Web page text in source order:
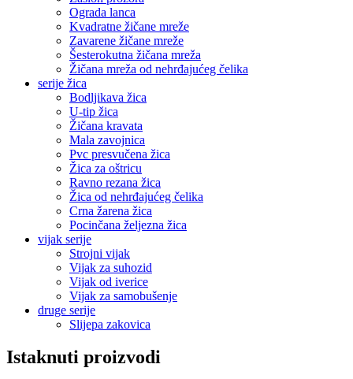
Ograda lanca
Kvadratne žičane mreže
Zavarene žičane mreže
Šesterokutna žičana mreža
Žičana mreža od nehrđajućeg čelika
serije žica
Bodljikava žica
U-tip žica
Žičana kravata
Mala zavojnica
Pvc presvučena žica
Žica za oštricu
Ravno rezana žica
Žica od nehrđajućeg čelika
Crna žarena žica
Pocinčana željezna žica
vijak serije
Strojni vijak
Vijak za suhozid
Vijak od iverice
Vijak za samobušenje
druge serije
Slijepa zakovica
Istaknuti proizvodi